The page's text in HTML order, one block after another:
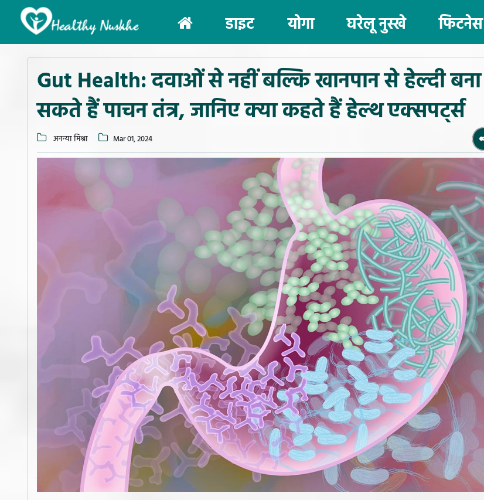
(current)
डाइट योगा घरेलू नुस्खे फिटनेस
Gut Health: दवाओं से नहीं बल्कि खानपान से हेल्दी बना
सकते हैं पाचन तंत्र, जानिए क्या कहते हैं हेल्थ एक्सपर्ट्स
अनन्या मिश्रा Mar 01, 2024